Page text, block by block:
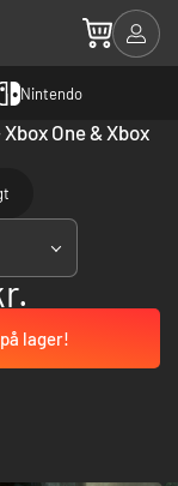
Nintendo
One & Xbox
lager!